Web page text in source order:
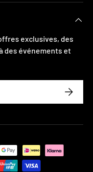
exclusives, des
des événements et